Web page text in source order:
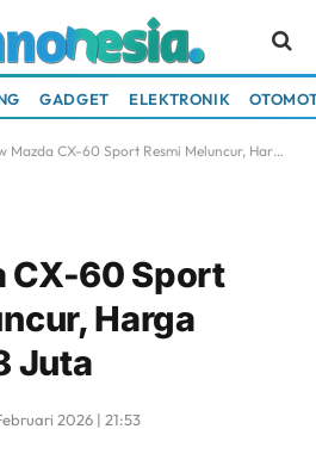
GADGET ELEKTRONIK
CX-60 Sport Resmi Meluncur, Harga Mulai Rp718 Juta
CX-60 Sport
Harga
Juta
2026 | 21:53